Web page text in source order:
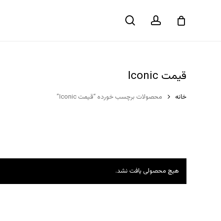
جستجوحساب
کاربری سبد خرید
قیمت Iconic
خانه محصولات برچسب خورده “قیمت Iconic”
هیچ محصولی یافت نشد.